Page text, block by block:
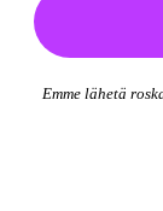
Emme lähetä